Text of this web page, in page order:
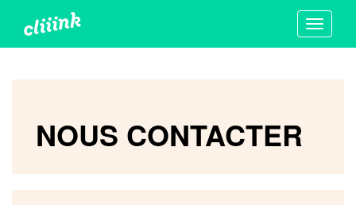
Toggle
NOUS CONTACTER